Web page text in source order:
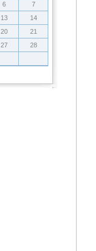
6
7
13
14
20
21
27
28